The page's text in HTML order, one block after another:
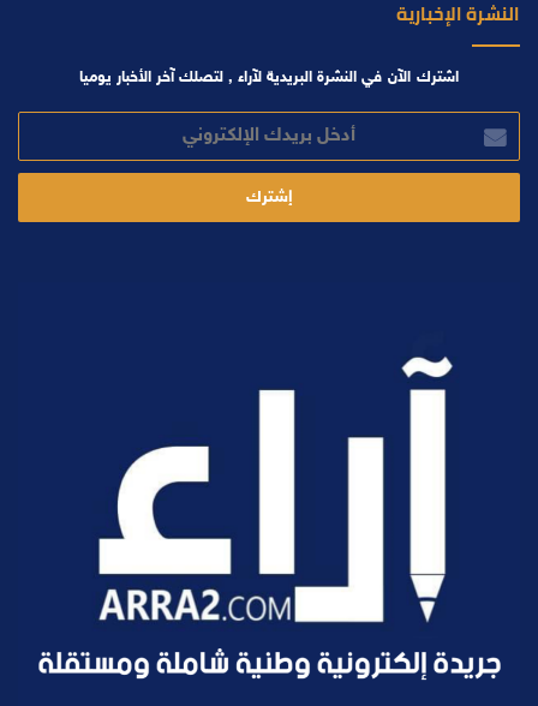
النشرة الإخبارية
اشترك الآن في النشرة البريدية لآراء , لتصلك آخر الأخبار يوميا
بريدك
الإلكتروني